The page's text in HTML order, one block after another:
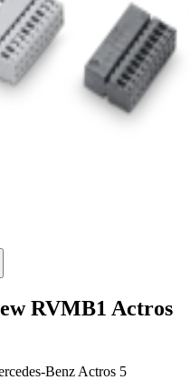
RVMB1 Actros
Benz Actros 5